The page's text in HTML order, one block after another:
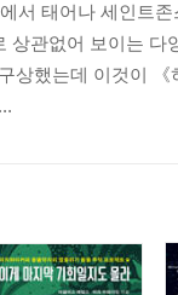
서 태어나 세인트
상관없어 보이는
상했는데 이것이